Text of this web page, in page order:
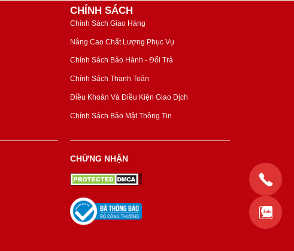
CHÍNH SÁCH
Chính Sách Giao Hàng
Nâng Cao Chất Lượng Phục Vụ
Chính Sách Bảo Hành - Đổi Trả
Chính Sách Thanh Toán
Điều Khoản Và Điều Kiện Giao Dịch
Chính Sách Bảo Mật Thông Tin
CHỨNG NHẬN